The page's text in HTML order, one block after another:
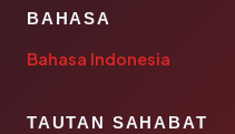
BAHASA
Bahasa Indonesia
TAUTAN SAHABAT